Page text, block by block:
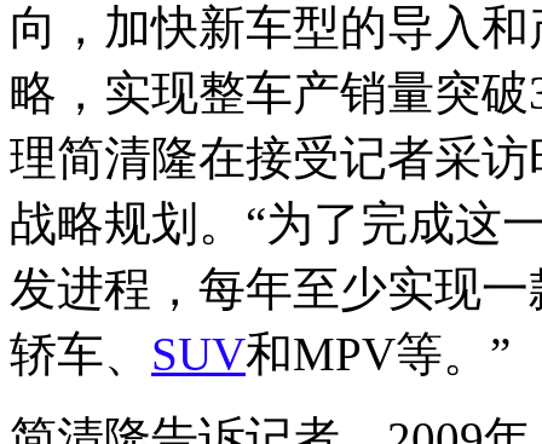
向，加快新车型的导入
略，实现整车产销量突
理简清隆在接受记者采
战略规划。“为了完成这
发进程，每年至少实现
轿车、 SUV和MPV等。”